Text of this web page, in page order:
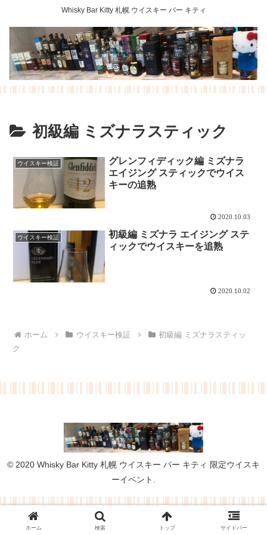
Whisky Bar Kitty 札幌 ウイスキー バー キティ
初級編 ミズナラスティック
ウイスキー検証
グレンフィディック編 ミズナラ
エイジング スティックでウイス
キーの追熟
2020.10.03
ウイスキー検証
初級編 ミズナラ エイジング ステ
ィックでウイスキーを追熟
2020.10.02
ホーム ウイスキー検証
初級編 ミズナラスティッ
ク
© 2020 Whisky Bar Kitty 札幌 ウイスキー バー キティ 限定ウイスキ
ーイベント.
ホーム 検索 トップ サイドバー